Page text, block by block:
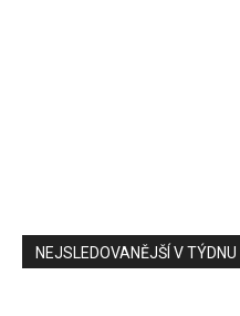
NEJSLEDOVANĚJŠÍ V TÝDNU